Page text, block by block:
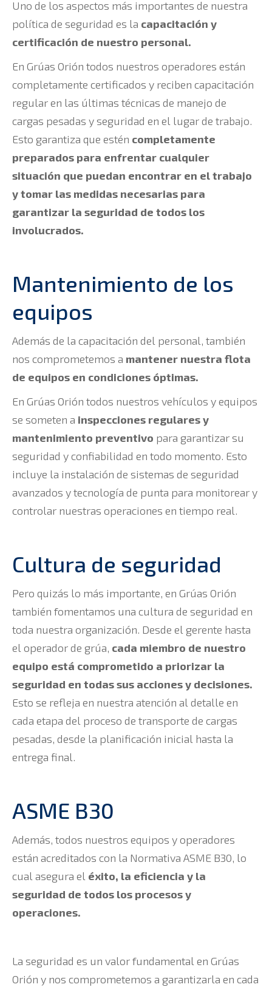
Uno de los aspectos más importantes de nuestra
política de seguridad es la capacitación y
certificación de nuestro personal.
En Grúas Orión todos nuestros operadores están
completamente certificados y reciben capacitación
regular en las últimas técnicas de manejo de
cargas pesadas y seguridad en el lugar de trabajo.
Esto garantiza que estén completamente
preparados para enfrentar cualquier
situación que puedan encontrar en el trabajo
y tomar las medidas necesarias para
garantizar la seguridad de todos los
involucrados.
Mantenimiento de los
equipos
Además de la capacitación del personal, también
nos comprometemos a mantener nuestra flota
de equipos en condiciones óptimas.
En Grúas Orión todos nuestros vehículos y equipos
se someten a inspecciones regulares y
mantenimiento preventivo para garantizar su
seguridad y confiabilidad en todo momento. Esto
incluye la instalación de sistemas de seguridad
avanzados y tecnología de punta para monitorear y
controlar nuestras operaciones en tiempo real.
Cultura de seguridad
Pero quizás lo más importante, en Grúas Orión
también fomentamos una cultura de seguridad en
toda nuestra organización. Desde el gerente hasta
el operador de grúa, cada miembro de nuestro
equipo está comprometido a priorizar la
seguridad en todas sus acciones y decisiones.
Esto se refleja en nuestra atención al detalle en
cada etapa del proceso de transporte de cargas
pesadas, desde la planificación inicial hasta la
entrega final.
ASME B30
Además, todos nuestros equipos y operadores
están acreditados con la Normativa ASME B30, lo
cual asegura el éxito, la eficiencia y la
seguridad de todos los procesos y
operaciones.
La seguridad es un valor fundamental en Grúas
Orión y nos comprometemos a garantizarla en cada